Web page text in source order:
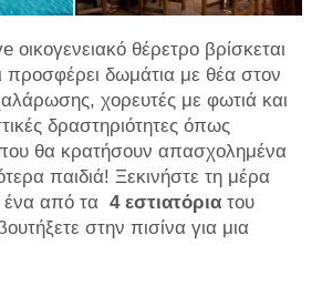
θέρετρο βρίσκεται
προσφέρει δωμάτια με θέα στον
χορευτές με φωτιά και
δραστηριότητες όπως
θα κρατήσουν απασχολημένα
παιδιά! Ξεκινήστε τη μέρα
από τα 4 εστιατόριατου
στην πισίνα για μια